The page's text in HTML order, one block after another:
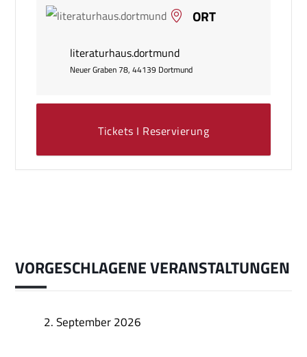
ORT
literaturhaus.dortmund
Neuer Graben 78, 44139 Dortmund
Tickets I Reservierung
VORGESCHLAGENE VERANSTALTUNGEN
2. September 2026